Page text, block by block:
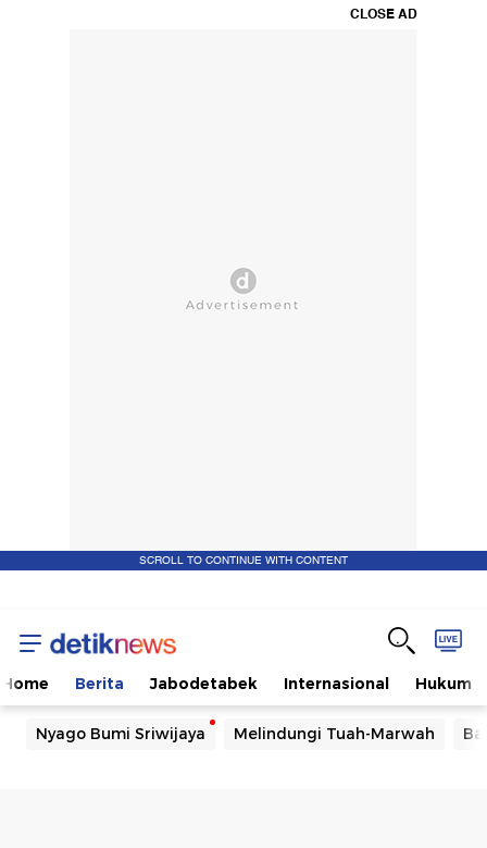
CLOSE AD
SCROLL TO CONTINUE WITH CONTENT
Home Berita Jabodetabek Internasional Hukum
Nyago Bumi Sriwijaya Melindungi Tuah-Marwah